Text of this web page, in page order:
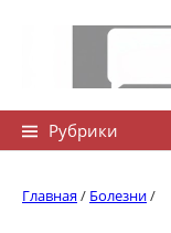
Рубрики
Главная/ Болезни/